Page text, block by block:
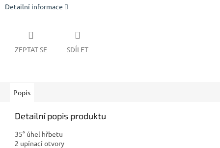
Detailní informace
ZEPTAT SE SDÍLET
Popis
Detailní popis produktu
35° úhel hřbetu
2 upínací otvory